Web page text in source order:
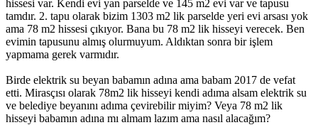
hissesi var. Kendi evi yan parselde ve 145 m2 evi var ve tapusu
tamdır. 2. tapu olarak bizim 1303 m2 lik parselde yeri evi arsası yok
ama 78 m2 hissesi çıkıyor. Bana bu 78 m2 lik hisseyi verecek. Ben
evimin tapusunu almış olurmuyum. Aldıktan sonra bir işlem
yapmama gerek varmıdır.
Birde elektrik su beyan babamın adına ama babam 2017 de vefat
etti. Mirasçısı olarak 78m2 lik hisseyi kendi adıma alsam elektrik su
ve belediye beyanını adıma çevirebilir miyim? Veya 78 m2 lik
hisseyi babamın adına mı almam lazım ama nasıl alacağım?